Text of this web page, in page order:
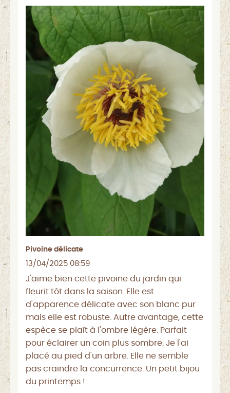
Pivoine délicate
13/04/2025 08:59
J'aime bien cette pivoine du jardin qui
fleurit tôt dans la saison. Elle est
d'apparence délicate avec son blanc pur
mais elle est robuste. Autre avantage, cette
espèce se plaît à l'ombre légère. Parfait
pour éclairer un coin plus sombre. Je l'ai
placé au pied d'un arbre. Elle ne semble
pas craindre la concurrence. Un petit bijou
du printemps !